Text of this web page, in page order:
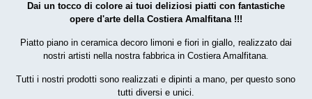
Dai un tocco di colore ai tuoi deliziosi piatti con fantastiche
opere d'arte della Costiera Amalfitana !!!
Piatto piano in ceramica decoro limoni e fiori in giallo, realizzato dai
nostri artisti nella nostra fabbrica in Costiera Amalfitana.
Tutti i nostri prodotti sono realizzati e dipinti a mano, per questo sono
tutti diversi e unici.